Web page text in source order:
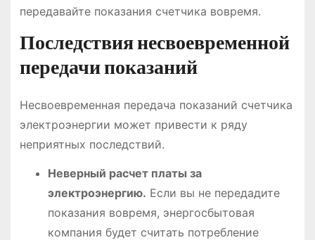
передавайте показания счетчика вовремя.
Последствия несвоевременной
передачи показаний
Несвоевременная передача показаний счетчика
электроэнергии может привести к ряду
неприятных последствий.
Неверный расчет платы за
электроэнергию. Если вы не передадите
показания вовремя, энергосбытовая
компания будет считать потребление